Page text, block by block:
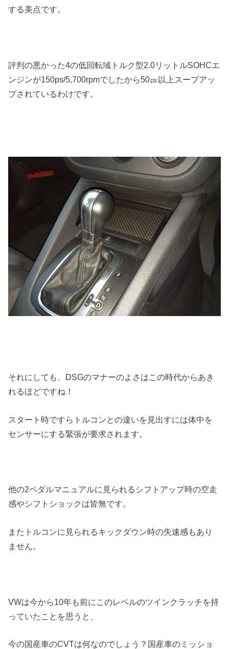
する美点です。
評判の悪かった4の低回転域トルク型2.0リットルSOHCエ
ンジンが150ps/5,700rpmでしたから50㎰以上スープアッ
プされているわけです。
それにしても、DSGのマナーのよさはこの時代からあき
れるほどですね！
スタート時ですらトルコンとの違いを見出すには体中を
センサーにする緊張が要求されます。
他の2ペダルマニュアルに見られるシフトアップ時の空走
感やシフトショックは皆無です。
またトルコンに見られるキックダウン時の失速感もあり
ません。
VWは今から10年も前にこのレベルのツインクラッチを持
っていたことを思うと、
今の国産車のCVTは何なのでしょう？国産車のミッショ